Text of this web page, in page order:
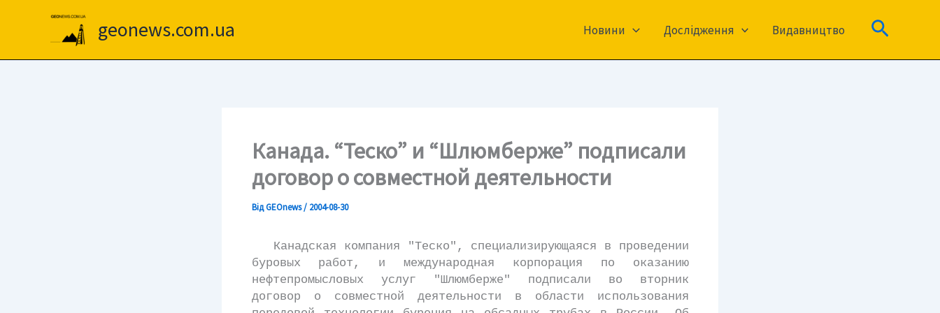
geonews.com.ua Новини Дослідження Видавництво Пошук
Канада. “Теско” и “Шлюмберже” подписали
договор о совместной деятельности
ВідGEOnews/ 2004-08-30
Канадская компания "Теско", специализирующаяся в проведении
буровых работ, и международная корпорация по оказанию
нефтепромысловых услуг "Шлюмберже" подписали во вторник
договор о совместной деятельности в области использования